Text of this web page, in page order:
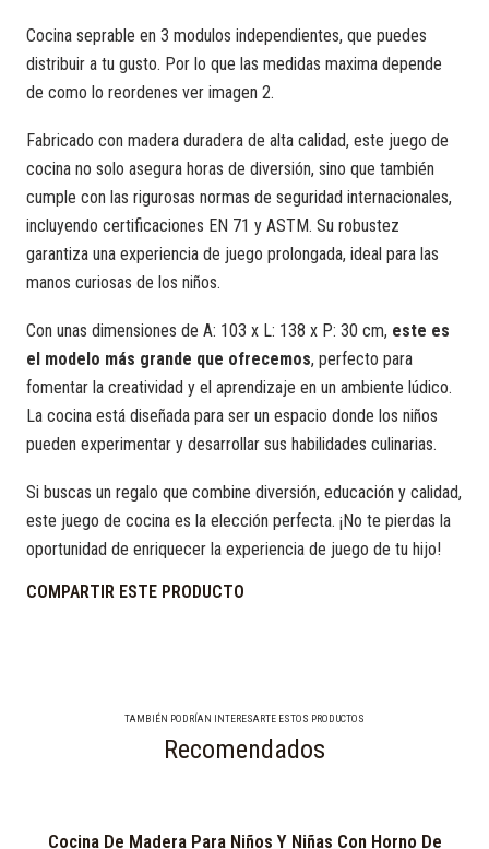
Cocina seprable en 3 modulos independientes, que puedes
distribuir a tu gusto. Por lo que las medidas maxima depende
de como lo reordenes ver imagen 2.
Fabricado con madera duradera de alta calidad, este juego de
cocina no solo asegura horas de diversión, sino que también
cumple con las rigurosas normas de seguridad internacionales,
incluyendo certificaciones EN 71 y ASTM. Su robustez
garantiza una experiencia de juego prolongada, ideal para las
manos curiosas de los niños.
Con unas dimensiones de A: 103 x L: 138 x P: 30 cm, este es
el modelo más grande que ofrecemos, perfecto para
fomentar la creatividad y el aprendizaje en un ambiente lúdico.
La cocina está diseñada para ser un espacio donde los niños
pueden experimentar y desarrollar sus habilidades culinarias.
Si buscas un regalo que combine diversión, educación y calidad,
este juego de cocina es la elección perfecta. ¡No te pierdas la
oportunidad de enriquecer la experiencia de juego de tu hijo!
COMPARTIR ESTE PRODUCTO
TAMBIÉN PODRÍAN INTERESARTE ESTOS PRODUCTOS
Recomendados
Cocina De Madera Para Niños Y Niñas Con Horno De